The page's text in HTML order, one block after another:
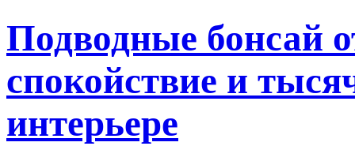
Подводные бонсай
спокойствие и
интерьере